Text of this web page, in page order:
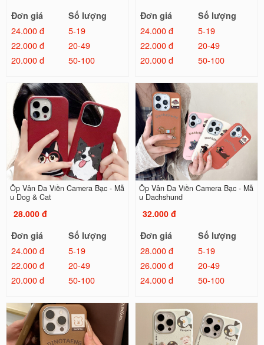
Đơn giá
Số lượng
24.000 đ
5-19
22.000 đ
20-49
20.000 đ
50-100
Đơn giá
Số lượng
24.000 đ
5-19
22.000 đ
20-49
20.000 đ
50-100
Ốp Vân Da Viền Camera Bạc - Mẫ
u Dog & Cat
28.000 đ
Đơn giá
Số lượng
24.000 đ
5-19
22.000 đ
20-49
20.000 đ
50-100
Ốp Vân Da Viền Camera Bạc - Mẫ
u Dachshund
32.000 đ
Đơn giá
Số lượng
28.000 đ
5-19
26.000 đ
20-49
24.000 đ
50-100